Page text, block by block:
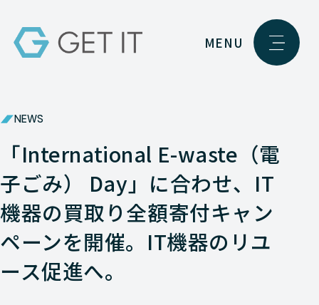
MENU
NEWS
「International E-waste（電
子ごみ） Day」に合わせ、IT
機器の買取り全額寄付キャン
ペーンを開催。IT機器のリユ
ース促進へ。